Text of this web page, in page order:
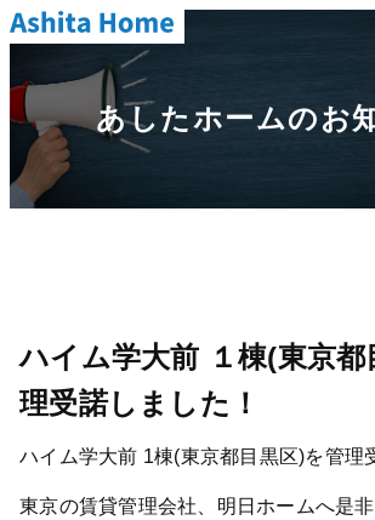
あしたホームのお
ハイム学大前 １棟(東京都
理受諾しました！
ハイム学大前 1棟(東京都目黒区)を管理
東京の賃貸管理会社、明日ホームへ是